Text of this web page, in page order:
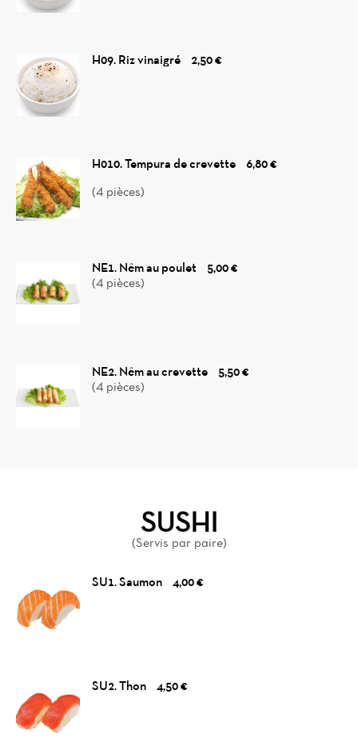
H09. Riz vinaigré 2,50 €
H010. Tempura de crevette
6,80 €
(4 pièces)
NE1. Nêm au poulet
5,00 €
(4 pièces)
NE2. Nêm au crevette
5,50 €
(4 pièces)
SUSHI
(Servis par paire)
SU1. Saumon 4,00 €
SU2. Thon 4,50 €